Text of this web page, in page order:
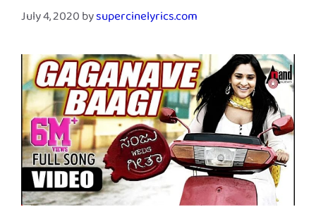
July 4, 2020bysupercinelyrics.com